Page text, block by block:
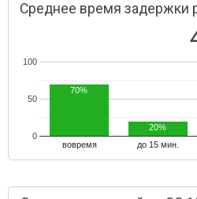
Среднее время задержки
вовремя до 15 мин.
0
50
100
70%
20%